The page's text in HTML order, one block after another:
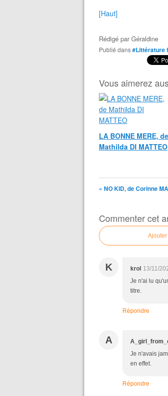
[Haut]
Rédigé parGéraldine
Publié dans#Littérature
Vous aimerez
LA BONNE MERE, de
Mathilda DI MATTEO
« NO KID, de Corinne
Commenter cet
K krol 13/11/
Je n'ai lu
titre.
Répondre
A
Je n'avais
en effet.
Répondre